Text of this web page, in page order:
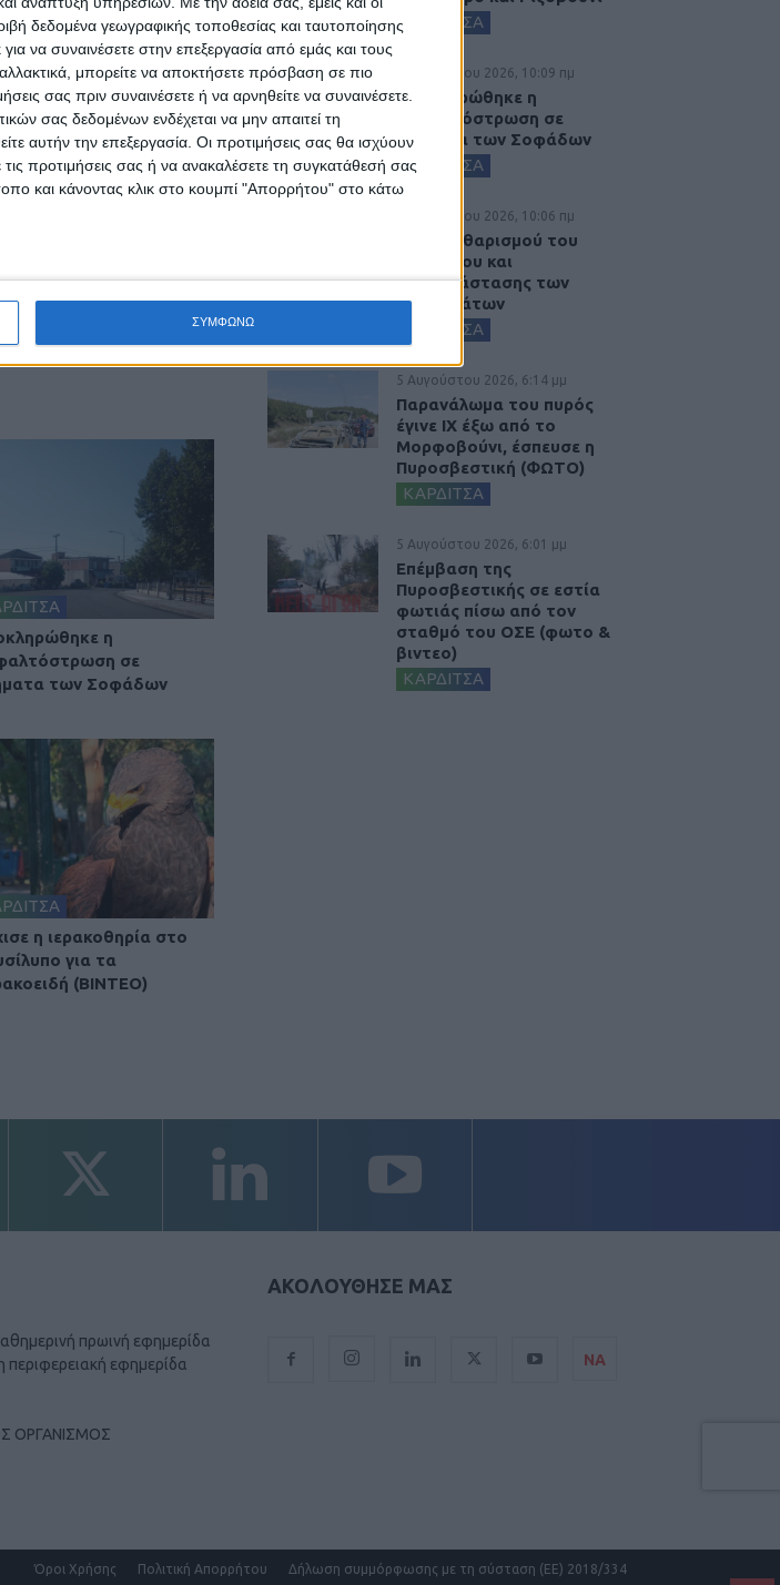
δεδομένα γεωγραφικής τοποθεσίας και ταυτοποίησης
να συναινέσετε στην επεξεργασία από εμάς και τους
μπορείτε να αποκτήσετε πρόσβαση σε πιο
σας πριν συναινέσετε ή να αρνηθείτε να συναινέσετε.
σας δεδομένων ενδέχεται να μην απαιτεί τη
αυτήν την επεξεργασία. Οι προτιμήσεις σας θα ισχύουν
προτιμήσεις σας ή να ανακαλέσετε τη συγκατάθεσή σας
και κάνοντας κλικ στο κουμπί "Απορρήτου" στο κάτω
ΣΥΜΦΩΝΩ
ΕΠΟΜΕΝΟ ΑΡΘΡΟ
προσφορές δεκτές για την
στις Δ.Ε Ιθώμης και
Μουζακίου
η
σε
των Σοφάδων
η ιερακοθηρία στο
για τα
(ΒΙΝΤΕΟ)
ΚΑΡΔΙΤΣΑ
6 Αυγούστου 2026, 10:09 πμ
Ολοκληρώθηκε η
ασφαλτόστρωση σε
τμήματα των Σοφάδων
ΚΑΡΔΙΤΣΑ
6 Αυγούστου 2026, 10:06 πμ
Έργο καθαρισμού του
Ρογόζινου και
αποκατάστασης των
αναχωμάτων
ΚΑΡΔΙΤΣΑ
5 Αυγούστου 2026, 6:14 μμ
Παρανάλωμα του πυρός
έγινε ΙΧ έξω από το
Μορφοβούνι, έσπευσε η
Πυροσβεστική (ΦΩΤΟ)
ΚΑΡΔΙΤΣΑ
5 Αυγούστου 2026, 6:01 μμ
Επέμβαση της
Πυροσβεστικής σε εστία
φωτιάς πίσω από τον
σταθμό του ΟΣΕ (φωτο &
βιντεο)
ΚΑΡΔΙΤΣΑ
πρωινή εφημερίδα
περιφερειακή εφημερίδα
ΟΡΓΑΝΙΣΜΟΣ
ΑΚΟΛΟΥΘΗΣΕ ΜΑΣ
ΝΑ
Όροι Χρήσης Πολιτική Απορρήτου Δήλωση συμμόρφωσης με τη σύσταση (ΕΕ) 2018/334